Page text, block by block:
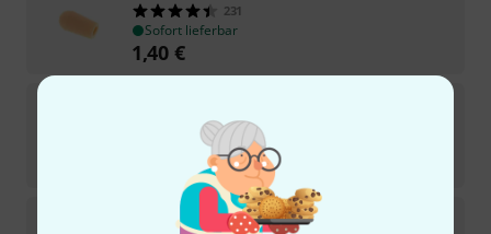
231
Sofort lieferbar
1,40 €
122
Sofort lieferbar